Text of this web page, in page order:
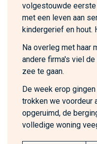
volgestouwde
met een leven aan
kindergerief en hout.
Na overleg met haar
andere firma's viel
zee te gaan.
De week erop
trokken we voordeur
opgeruimd, de
volledige woning